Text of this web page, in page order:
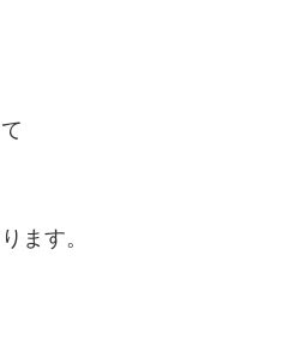
ます。